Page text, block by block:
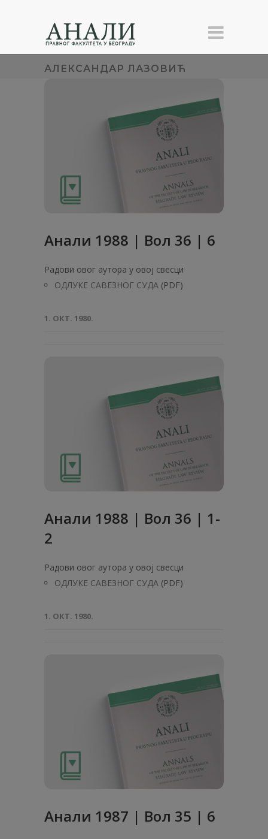
АЛЕКСАНДАР ЛАЗОВИЋ
Анaли 1988 | Вол 36 | 6
Радови овог аутора у овој свесци
ОДЛУКЕ САВЕЗНОГ СУДА (PDF)
1. ОКТ. 1980.
Анaли 1988 | Вол 36 | 1-
2
Радови овог аутора у овој свесци
ОДЛУКЕ САВЕЗНОГ СУДА (PDF)
1. ОКТ. 1980.
Анaли 1987 | Вол 35 | 6